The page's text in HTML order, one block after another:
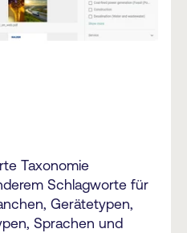
Taxonomie
Schlagworte für
Gerätetypen,
Sprachen und